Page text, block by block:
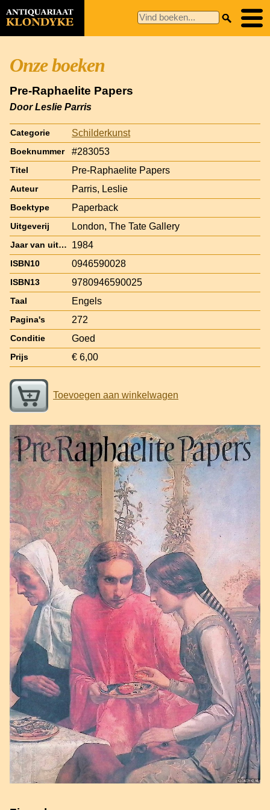
Onze boeken
Pre-Raphaelite Papers
Door Leslie Parris
Categorie Schilderkunst
Boeknummer #283053
Titel Pre-Raphaelite Papers
Auteur Parris, Leslie
Boektype Paperback
Uitgeverij London, The Tate Gallery
Jaar van uitgave 1984
ISBN10 0946590028
ISBN13 9780946590025
Taal Engels
Pagina's 272
Conditie Goed
Prijs € 6,00
Toevoegen aan winkelwagen